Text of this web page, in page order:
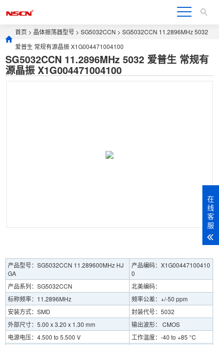
首页 > 晶体振荡器型号 >SG5032CCN > SG5032CCN 11.2896MHz 5032
爱普生 常规有源晶振 X1G004471004100
SG5032CCN 11.2896MHz 5032 爱普生 常规有
源晶振 X1G004471004100
产品型号：SG5032CCN 11.289600MHz HJ
GA
产品编码：X1G00447100410
0
产品系列：SG5032CCN
北美编码：
标称频率：11.2896MHz
频率公差：+/-50 ppm
安装方式：SMD
封装代号：5032
外部尺寸：5.00 x 3.20 x 1.30 mm
输出波形： CMOS
电源电压：4.500 to 5.500 V
工作温度：-40 to +85 °C
在
线
客
服